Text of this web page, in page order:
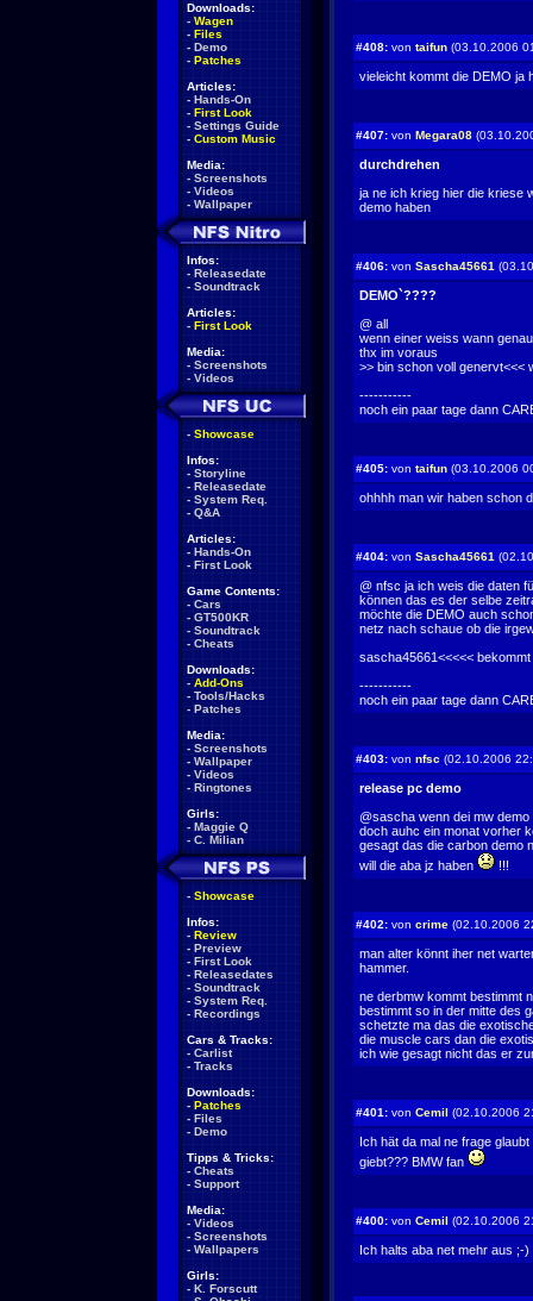
Downloads:
- Wagen
- Files
- Demo
- Patches
Articles:
- Hands-On
- First Look
- Settings Guide
- Custom Music
Media:
- Screenshots
- Videos
- Wallpaper
Infos:
- Releasedate
- Soundtrack
Articles:
- First Look
Media:
- Screenshots
- Videos
- Showcase
Infos:
- Storyline
- Releasedate
- System Req.
- Q&A
Articles:
- Hands-On
- First Look
Game Contents:
- Cars
- GT500KR
- Soundtrack
- Cheats
Downloads:
- Add-Ons
- Tools/Hacks
- Patches
Media:
- Screenshots
- Wallpaper
- Videos
- Ringtones
Girls:
- Maggie Q
- C. Milian
- Showcase
Infos:
- Review
- Preview
- First Look
- Releasedates
- Soundtrack
- System Req.
- Recordings
Cars & Tracks:
- Carlist
- Tracks
Downloads:
- Patches
- Files
- Demo
Tipps & Tricks:
- Cheats
- Support
Media:
- Videos
- Screenshots
- Wallpapers
Girls:
- K. Forscutt
#408: von taifun (03.10.2006
vieleicht kommt die DEMO ja
#407: von Megara08
durchdrehen
ja ne ich krieg hier die kriese
demo haben
#406: von Sascha45661
DEMO`????
@ all
wenn einer weiss wann
thx im voraus
>> bin schon voll genervt<<<
-----------
noch ein paar tage dann
#405: von taifun (03.10.2006
ohhhh man wir haben schon
#404: von Sascha45661
@ nfsc ja ich weis die daten
können das es der selbe
möchte die DEMO auch
netz nach schaue ob die
sascha45661<<<<<
-----------
noch ein paar tage dann
#403: von nfsc (02.10.2006
release pc demo
@sascha wenn dei mw
doch auhc ein monat vorher
gesagt das die carbon demo
will die aba jz haben
!!!
#402: von crime (02.10.2006
man alter könnt iher net
hammer.
ne derbmw kommt bestimmt
bestimmt so in der mitte des
schetzte ma das die
die muscle cars dan die
ich wie gesagt nicht das er
#401: von Cemil (02.10.2006
Ich hät da mal ne frage
giebt??? BMW fan
#400: von Cemil (02.10.2006
Ich halts aba net mehr aus ;-